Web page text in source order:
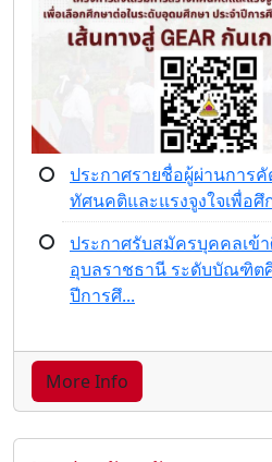
ประกาศรายชื่อผู้ผ่านการคั
ทัศนคติและแรงจูงใจเพื่อ
ประกาศรับสมัครบุคคลเข้
อุบลราชธานี ระดับบัณฑิต
ปีการศึ...
More Info